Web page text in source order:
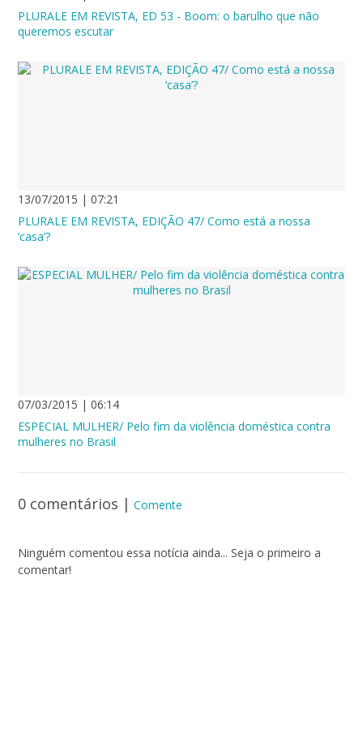
PLURALE EM REVISTA, ED 53 - Boom: o barulho que não
queremos escutar
13/07/2015 | 07:21
PLURALE EM REVISTA, EDIÇÃO 47/ Como está a nossa
‘casa’?
07/03/2015 | 06:14
ESPECIAL MULHER/ Pelo fim da violência doméstica contra
mulheres no Brasil
0 comentários | Comente
Ninguém comentou essa notícia ainda... Seja o primeiro a
comentar!